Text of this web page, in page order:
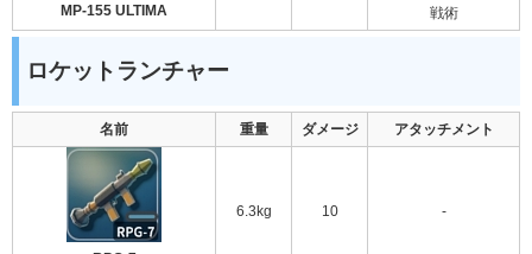
MP-155 ULTIMA 戦術
ロケットランチャー
名前 重量 ダメージ アタッチメント
6.3kg 10 -